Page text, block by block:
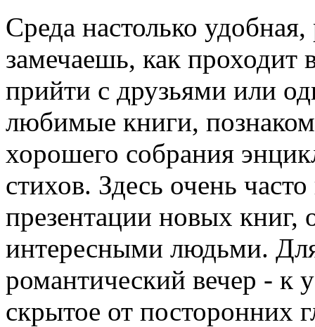
Среда настолько
замечаешь, как
прийти с друзьями или
любимые книги,
хорошего собрания
стихов. Здесь очень
презентации новых книг,
интересными людьми.
романтический вечер - к
скрытое от посторонних